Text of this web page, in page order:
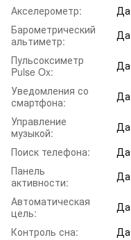
Акселерометр:
Да
Барометрический
альтиметр:
Да
Пульсоксиметр
Pulse Ox:
Да
Уведомления со
смартфона:
Да
Управление
музыкой:
Да
Поиск телефона:
Да
Панель
активности:
Да
Автоматическая
цель:
Да
Контроль сна:
Да